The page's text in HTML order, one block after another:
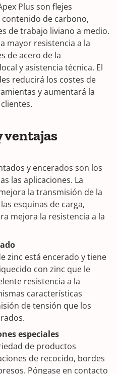
Plus son flejes
de carbono,
de trabajo liviano a medio.
mayor resistencia a la
de acero de la
y asistencia técnica. El
reducirá los costes de
y aumentará la
ventajas
y encerados son los
las aplicaciones. La
la transmisión de la
esquinas de carga,
mejora la resistencia a la
zinc está encerado y tiene
con zinc que le
resistencia a la
características
de tensión que los
especiales
de productos
de recocido, bordes
Póngase en contacto